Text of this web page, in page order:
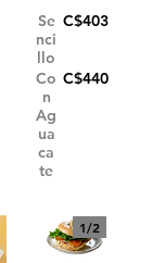
Se
nci
llo
C$403
Co
n
Ag
ua
ca
te
C$440
1/2